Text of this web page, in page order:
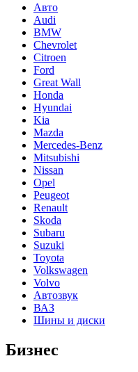
Авто
Audi
BMW
Chevrolet
Citroen
Ford
Great Wall
Honda
Hyundai
Kia
Mazda
Mercedes-Benz
Mitsubishi
Nissan
Opel
Peugeot
Renault
Skoda
Subaru
Suzuki
Toyota
Volkswagen
Volvo
Автозвук
ВАЗ
Шины и диски
Бизнес